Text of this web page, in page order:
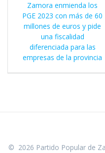
o
k
r
p
p
a
m
de
entradas
anterior:
Zamora enmienda los
PGE 2023 con más de 60
millones de euros y pide
una fiscalidad
diferenciada para las
empresas de la provincia
© 2026 Partido Popular de